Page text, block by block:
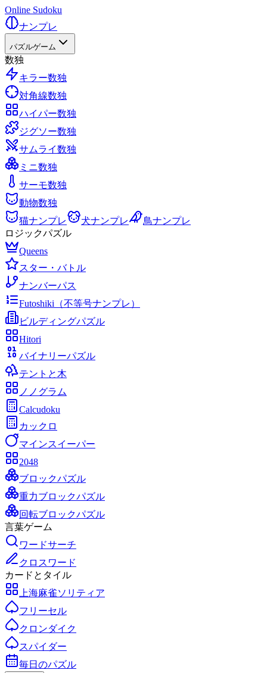
Online Sudoku
ナンプレ
パズルゲーム
数独
キラー数独
対角線数独
ハイパー数独
ジグソー数独
サムライ数独
ミニ数独
サーモ数独
動物数独
猫ナンプレ
犬ナンプレ
鳥ナンプレ
ロジックパズル
Queens
スター・バトル
ナンバーパス
Futoshiki（不等号ナンプレ）
ビルディングパズル
Hitori
バイナリーパズル
テントと木
ノノグラム
Calcudoku
カックロ
マインスイーパー
2048
ブロックパズル
重力ブロックパズル
回転ブロックパズル
言葉ゲーム
ワードサーチ
クロスワード
カードとタイル
上海麻雀ソリティア
フリーセル
クロンダイク
スパイダー
毎日のパズル